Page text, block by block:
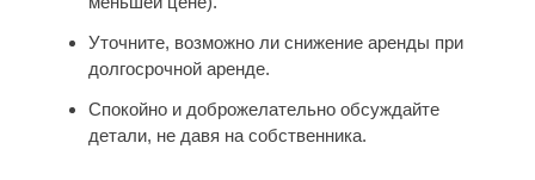
Уточните, возможно ли снижение аренды при
долгосрочной аренде.
Спокойно и доброжелательно обсуждайте
детали, не давя на собственника.